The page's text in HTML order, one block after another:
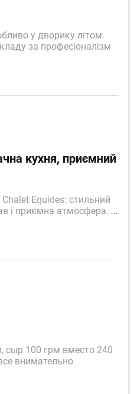
у дворику літом.
за професіоналізм
кухня, приємний
Equides: стильний
і приємна атмосфера. ...
сыр 100 грм вместо 240
внимательно